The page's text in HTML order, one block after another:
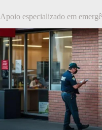
Apoio especializado em